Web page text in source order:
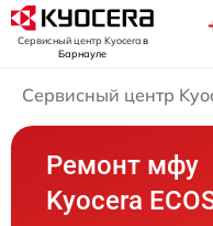
Сервисный центр Kyoceraв
Барнауле
Сервисный центр
Ремонт мфу
Kyocera